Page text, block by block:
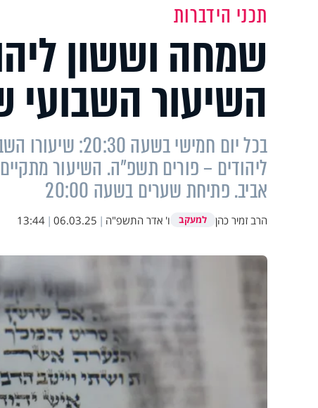
תכני הידברות
שמחה וששון
השיעור השבועי
בכל יום חמישי
אביב. פתיחת שערים בשעה 20:00
הרב זמיר כהן למעקב ו' אדר התשפ"ה |
06.03.25
|
13:44